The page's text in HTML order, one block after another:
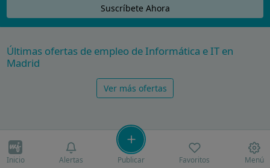
Suscríbete Ahora
Últimas ofertas de empleo de Informática e IT en
Madrid
Ver más ofertas
Inicio Alertas Publicar Favoritos Menú